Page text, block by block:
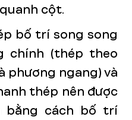
cột.
bố trí song song
chính (thép theo
phương ngang) và
thép nên được
bằng cách bố trí